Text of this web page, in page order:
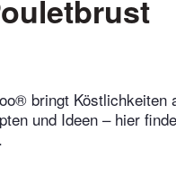
bringt Köstlichkeiten
und Ideen – hier